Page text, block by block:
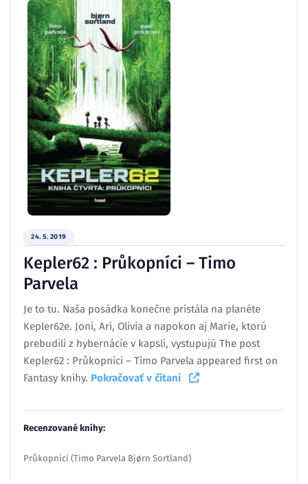
24. 5. 2019
Kepler62 : Průkopníci – Timo
Parvela
Je to tu. Naša posádka konečne pristála na planéte
Kepler62e. Joni, Ari, Olivia a napokon aj Marie, ktorú
prebudili z hybernácie v kapsli, vystupujú The post
Kepler62 : Průkopníci – Timo Parvela appeared first on
Fantasy knihy. Pokračovať v čítaní
Recenzované knihy:
Průkopníci (Timo Parvela Bjørn Sortland)